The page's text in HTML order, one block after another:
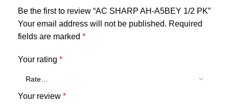
Be the first to review “AC SHARP AH-A5BEY 1/2 PK”
Your email address will not be published. Required
fields are marked *
Your rating *
Your review *